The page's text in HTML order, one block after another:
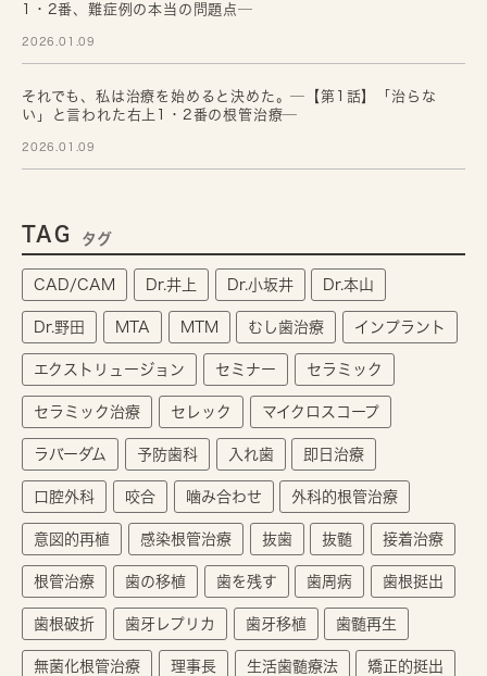
1・2番、難症例の本当の問題点─
2026.01.09
それでも、私は治療を始めると決めた。─【第1話】「治らな
い」と言われた右上1・2番の根管治療─
2026.01.09
TAG タグ
CAD/CAM Dr.井上 Dr.小坂井 Dr.本山
Dr.野田 MTA MTM むし歯治療 インプラント
エクストリュージョン セミナー セラミック
セラミック治療 セレック マイクロスコープ
ラバーダム 予防歯科 入れ歯 即日治療
口腔外科 咬合 噛み合わせ 外科的根管治療
意図的再植 感染根管治療 抜歯 抜髄 接着治療
根管治療 歯の移植 歯を残す 歯周病 歯根挺出
歯根破折 歯牙レプリカ 歯牙移植 歯髄再生
無菌化根管治療 理事長 生活歯髄療法 矯正的挺出